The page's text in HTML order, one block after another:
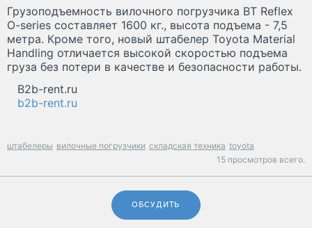
Грузоподъемность вилочного погрузчика BT Reflex
O-series составляет 1600 кг., высота подъема - 7,5
метра. Кроме того, новый штабелер Toyota Material
Handling отличается высокой скоростью подъема
груза без потери в качестве и безопасности работы.
B2b-rent.ru
b2b-rent.ru
штабелеры вилочные погрузчики складская техника toyota
15 просмотров всего.
ОБСУДИТЬ